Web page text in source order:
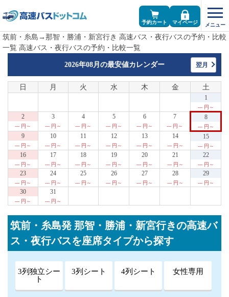
予約カート マイページ
筑前・糸島→那智・勝浦・新宮行き 高速バス・夜行バスの予約・比較
一覧 高速バス・夜行バスの予約・比較一覧
2026年08月の最安値カレンダー 翌月
日 月 火 水 木 金 土
1
--- 円～
2
--- 円～
3
--- 円～
4
--- 円～
5
--- 円～
6
--- 円～
7
--- 円～
8
--- 円～
9
--- 円～
10
--- 円～
11
--- 円～
12
--- 円～
13
--- 円～
14
--- 円～
15
--- 円～
16
--- 円～
17
--- 円～
18
--- 円～
19
--- 円～
20
--- 円～
21
--- 円～
22
--- 円～
23
--- 円～
24
--- 円～
25
--- 円～
26
--- 円～
27
--- 円～
28
--- 円～
29
--- 円～
30
--- 円～
31
--- 円～
筑前・糸島発 那智・勝浦・新宮行きの高速バ
ス・夜行バスを座席タイプから探す
3列独立シー
ト
3列シート 4列シート 女性専用